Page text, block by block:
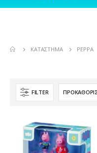
ΚΑΤΆΣΤΗΜΑ PEPPA
FILTER